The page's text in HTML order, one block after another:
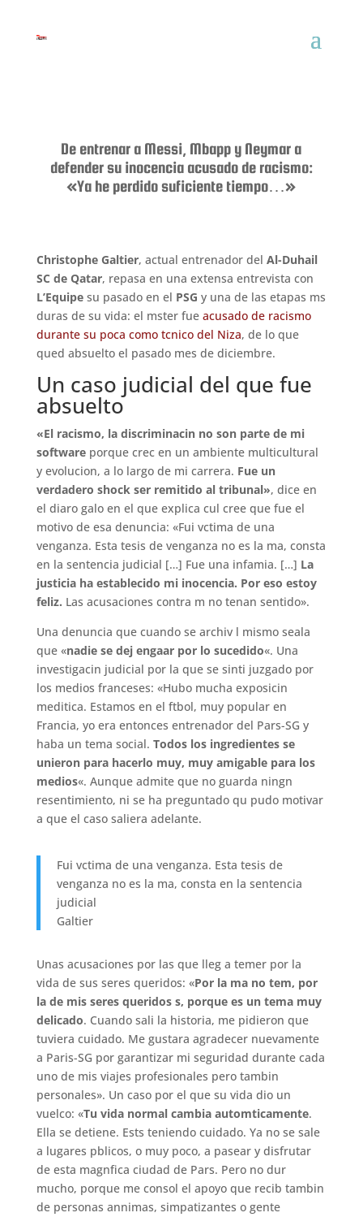
De entrenar a Messi, Mbapp y Neymar a
defender su inocencia acusado de racismo:
«Ya he perdido suficiente tiempo…»
Christophe Galtier, actual entrenador del Al-Duhail
SC de Qatar, repasa en una extensa entrevista con
L’Equipesu pasado en el PSG y una de las etapas ms
duras de su vida: el mster fue acusado de racismo
durante su poca como tcnico del Niza, de lo que
qued absuelto el pasado mes de diciembre.
Un caso judicial del que fue
absuelto
«El racismo, la discriminacin no son parte de mi
softwareporque crec en un ambiente multicultural
y evolucion, a lo largo de mi carrera. Fue un
verdadero shock ser remitido al tribunal», dice en
el diaro galo en el que explica cul cree que fue el
motivo de esa denuncia: «Fui vctima de una
venganza. Esta tesis de venganza no es la ma, consta
en la sentencia judicial […] Fue una infamia. […] La
justicia ha establecido mi inocencia. Por eso estoy
feliz. Las acusaciones contra m no tenan sentido».
Una denuncia que cuando se archiv l mismo seala
que «nadie se dej engaar por lo sucedido«. Una
investigacin judicial por la que se sinti juzgado por
los medios franceses: «Hubo mucha exposicin
meditica. Estamos en el ftbol, muy popular en
Francia, yo era entonces entrenador del Pars-SG y
haba un tema social. Todos los ingredientes se
unieron para hacerlo muy, muy amigable para los
medios«. Aunque admite que no guarda ningn
resentimiento, ni se ha preguntado qu pudo motivar
a que el caso saliera adelante.
Fui vctima de una venganza. Esta tesis de
venganza no es la ma, consta en la sentencia
judicial
Galtier
Unas acusaciones por las que lleg a temer por la
vida de sus seres queridos: «Por la ma no tem, por
la de mis seres queridos s, porque es un tema muy
delicado. Cuando sali la historia, me pidieron que
tuviera cuidado. Me gustara agradecer nuevamente
a Paris-SG por garantizar mi seguridad durante cada
uno de mis viajes profesionales pero tambin
personales». Un caso por el que su vida dio un
vuelco: «Tu vida normal cambia automticamente.
Ella se detiene. Ests teniendo cuidado. Ya no se sale
a lugares pblicos, o muy poco, a pasear y disfrutar
de esta magnfica ciudad de Pars. Pero no dur
mucho, porque me consol el apoyo que recib tambin
de personas annimas, simpatizantes o gente